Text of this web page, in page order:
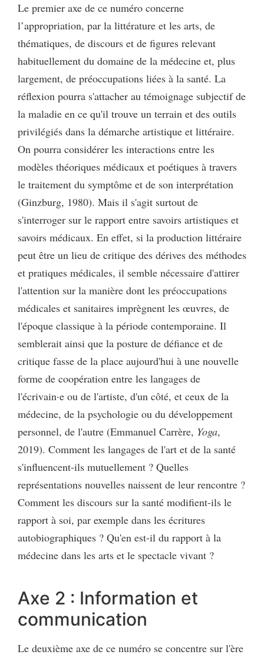
Le premier axe de ce numéro concerne
l’appropriation, par la littérature et les arts, de
thématiques, de discours et de figures relevant
habituellement du domaine de la médecine et, plus
largement, de préoccupations liées à la santé. La
réflexion pourra s'attacher au témoignage subjectif de
la maladie en ce qu'il trouve un terrain et des outils
privilégiés dans la démarche artistique et littéraire.
On pourra considérer les interactions entre les
modèles théoriques médicaux et poétiques à travers
le traitement du symptôme et de son interprétation
(Ginzburg, 1980). Mais il s'agit surtout de
s'interroger sur le rapport entre savoirs artistiques et
savoirs médicaux. En effet, si la production littéraire
peut être un lieu de critique des dérives des méthodes
et pratiques médicales, il semble nécessaire d'attirer
l'attention sur la manière dont les préoccupations
médicales et sanitaires imprègnent les œuvres, de
l'époque classique à la période contemporaine. Il
semblerait ainsi que la posture de défiance et de
critique fasse de la place aujourd'hui à une nouvelle
forme de coopération entre les langages de
l'écrivain·e ou de l'artiste, d'un côté, et ceux de la
médecine, de la psychologie ou du développement
personnel, de l'autre (Emmanuel Carrère, Yoga,
2019). Comment les langages de l'art et de la santé
s'influencent-ils mutuellement ? Quelles
représentations nouvelles naissent de leur rencontre ?
Comment les discours sur la santé modifient-ils le
rapport à soi, par exemple dans les écritures
autobiographiques ? Qu'en est-il du rapport à la
médecine dans les arts et le spectacle vivant ?
Axe 2 : Information et
communication
Le deuxième axe de ce numéro se concentre sur l'ère